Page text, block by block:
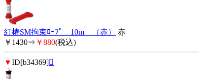
紅椿SM拘束ﾛｰﾌﾟ 10m （赤）
赤
￥1430⇒ ￥880(税込)
▼ID[b34369]